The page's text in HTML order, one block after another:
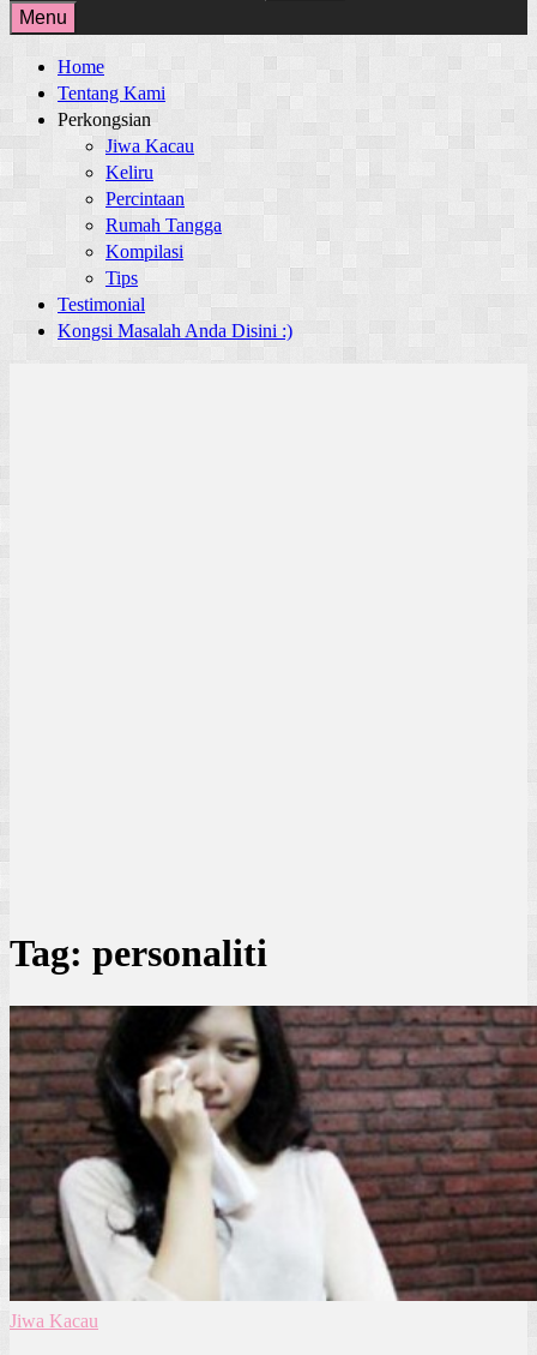
for:
Menu
Home
Tentang Kami
Perkongsian
Jiwa Kacau
Keliru
Percintaan
Rumah Tangga
Kompilasi
Tips
Testimonial
Kongsi Masalah Anda Disini :)
Tag: personaliti
Jiwa Kacau